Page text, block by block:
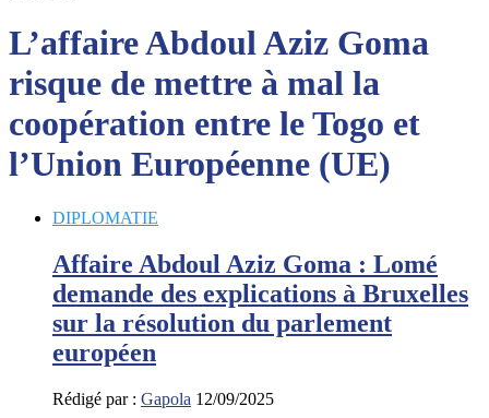
L’affaire Abdoul Aziz Goma
risque de mettre à mal la
coopération entre le Togo et
l’Union Européenne (UE)
DIPLOMATIE
Affaire Abdoul Aziz Goma : Lomé
demande des explications à Bruxelles
sur la résolution du parlement
européen
Rédigé par : Gapola 12/09/2025